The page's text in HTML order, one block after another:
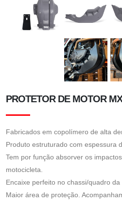
PROTETOR DE MOTOR
Fabricados em copolímero de alta
Produto estruturado com espessura
Tem por função absorver os
motocicleta.
Encaixe perfeito no chassi/quadro da
Maior área de proteção.